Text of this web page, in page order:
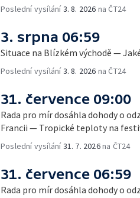
Poslední vysílání3. 8. 2026 na ČT24
3. srpna 06:59
Situace na Blízkém východě —
Poslední vysílání3. 8. 2026 na ČT24
31. července 09:00
Rada pro mír dosáhla dohody o
Francii — Tropické teploty na
Poslední vysílání31. 7. 2026na ČT24
31. července 06:59
Rada pro mír dosáhla dohody o